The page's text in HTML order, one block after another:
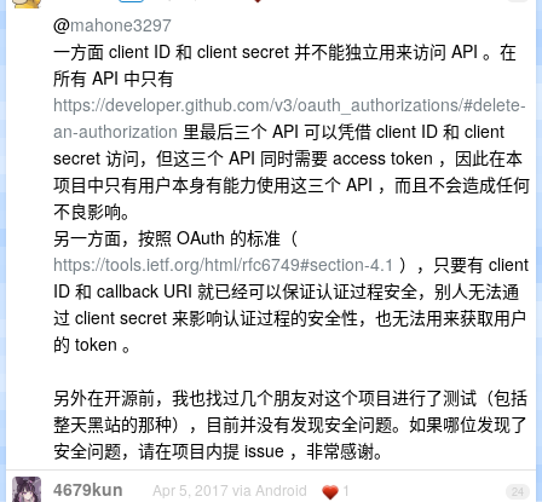
@mahone3297
一方面 client ID 和 client secret 并不能独立用来访问 API 。在
所有 API 中只有
https://developer.github.com/v3/oauth_authorizations/#delete-
an-authorization 里最后三个 API 可以凭借 client ID 和 client
secret 访问，但这三个 API 同时需要 access token ，因此在本
项目中只有用户本身有能力使用这三个 API ，而且不会造成任何
不良影响。
另一方面，按照 OAuth 的标准（
https://tools.ietf.org/html/rfc6749#section-4.1 ），只要有 client
ID 和 callback URI 就已经可以保证认证过程安全，别人无法通
过 client secret 来影响认证过程的安全性，也无法用来获取用户
的 token 。
另外在开源前，我也找过几个朋友对这个项目进行了测试（包括
整天黑站的那种），目前并没有发现安全问题。如果哪位发现了
安全问题，请在项目内提 issue ，非常感谢。
24
4679kun Apr 5, 2017 via Android 1